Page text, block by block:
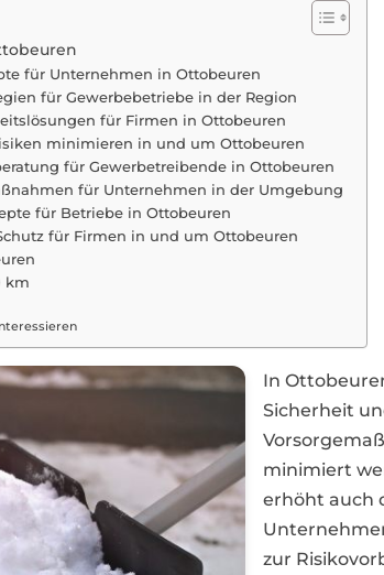
für Unternehmen in Ottobeuren
für Gewerbebetriebe in der Region
für Firmen in Ottobeuren
minimieren in und um Ottobeuren
für Gewerbetreibende in Ottobeuren
für Unternehmen in der Umgebung
für Betriebe in Ottobeuren
für Firmen in und um Ottobeuren
km
In
Sicherheit
minimiert
erhöht auch
zur